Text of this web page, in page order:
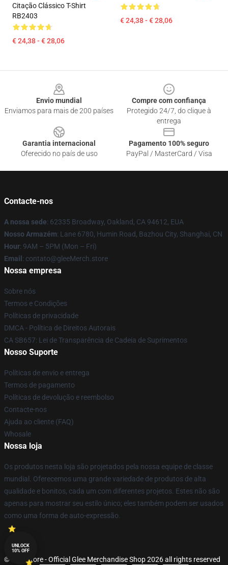
Citação Clássico T-Shirt
RB2403
€ 24,38 - € 28,06
€ 24,38 - € 28,06
Envio mundial
Enviamos para mais de 200 países
Compre com confiança
Protegido 24/7, do clique à
entrega
Garantia internacional
Oferecido no país de uso
Pagamento 100% seguro
PayPal / MasterCard / Visa
Contacte-nos
A nossa sede: 62335 Broadway, Oakland, CA 94612, EUA
Nosso Armazém: Lane 6780, Humin Road, Bazhou City, Shanghai, CN
Hour: 9AM – 5PM (Mon – Fri)
Email : contato@gleeMerch.store
Nossa empresa
Sobre nós
Termos e Condições
Políticas de privacidade
DMCA - Política de Direitos Autorais
CA SB657: Lei de Transparência de Cadeia de Suprimentos
Nosso Suporte
Políticas de envio e entrega
Termos de pagamento
Políticas de devolução e reembolso
Contacte-nos
Ajuda ao cliente (FAQ)
Whosale
Nossa loja
Os produtos nesta loja são projetados pela nossa equipe de classe
mundial. Oferecemos uma grande variedade de produtos de alta
qualidade e bonitos, cada um com diferentes projetos. Estes não são
apenas para mostrar seu estilo único; eles também podem ser usados
como uma forma de auto-expressão.
© Glee Store - Official Glee Merchandise Shop 2026 all rights reserved
UNLOCK
10% OFF